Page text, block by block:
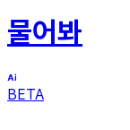
물어봐
BETA